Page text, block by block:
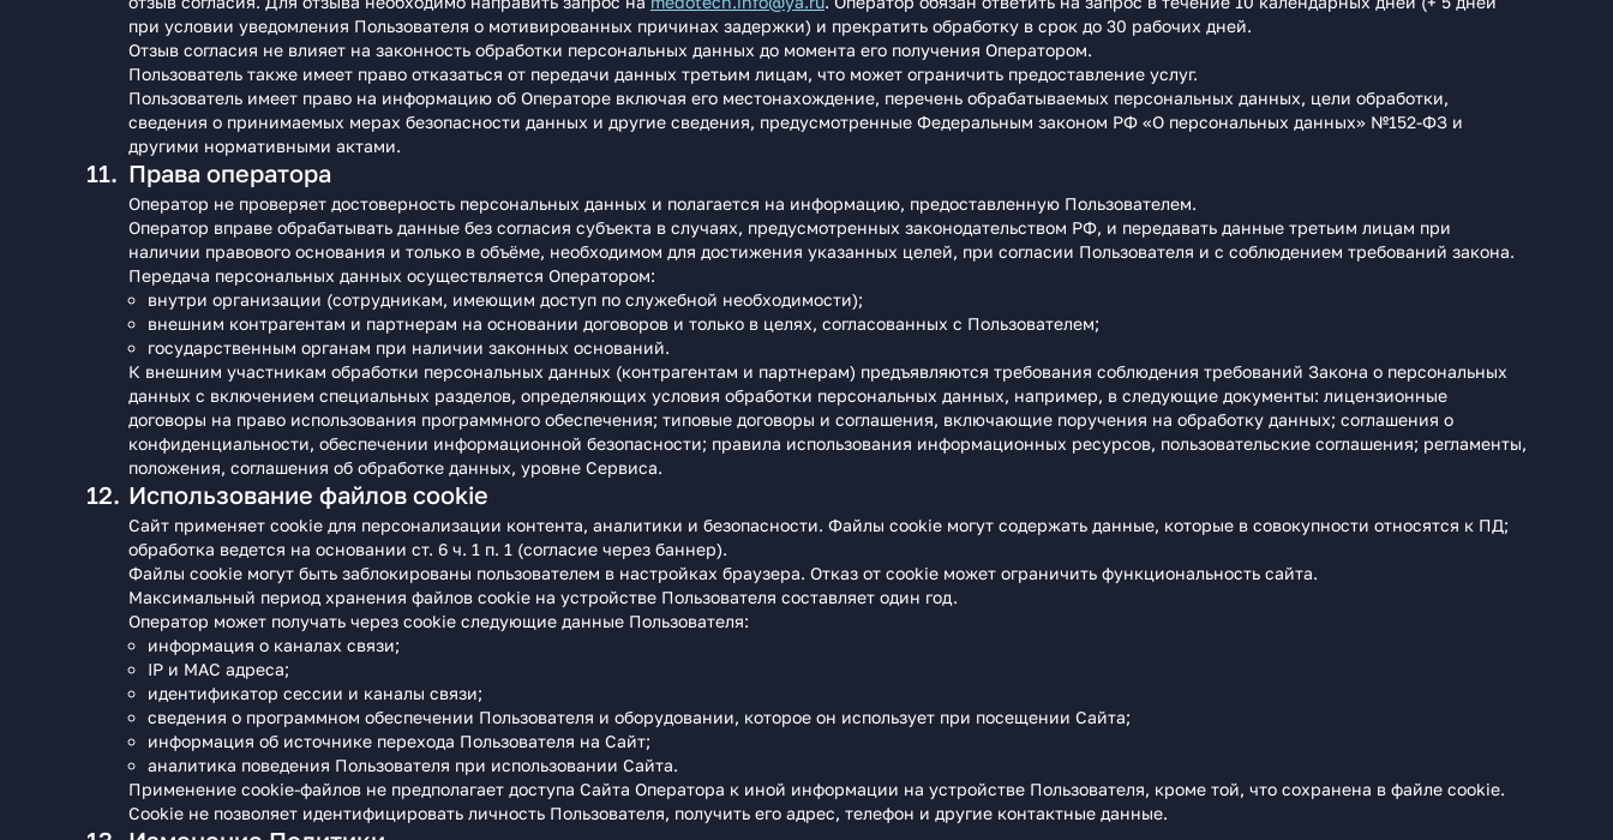
при условии уведомления Пользователя о мотивированных причинах задержки) и прекратить обработку в срок до 30 рабочих дней.
Отзыв согласия не влияет на законность обработки персональных данных до момента его получения Оператором.
Пользователь также имеет право отказаться от передачи данных третьим лицам, что может ограничить предоставление услуг.
Пользователь имеет право на информацию об Операторе включая его местонахождение, перечень обрабатываемых персональных данных, цели обработки,
сведения о принимаемых мерах безопасности данных и другие сведения, предусмотренные Федеральным законом РФ «О персональных данных» №152-ФЗ и
другими нормативными актами.
Права оператора
Оператор не проверяет достоверность персональных данных и полагается на информацию, предоставленную Пользователем.
Оператор вправе обрабатывать данные без согласия субъекта в случаях, предусмотренных законодательством РФ, и передавать данные третьим лицам при
наличии правового основания и только в объёме, необходимом для достижения указанных целей, при согласии Пользователя и с соблюдением требований закона.
Передача персональных данных осуществляется Оператором:
внутри организации (сотрудникам, имеющим доступ по служебной необходимости);
внешним контрагентам и партнерам на основании договоров и только в целях, согласованных с Пользователем;
государственным органам при наличии законных оснований.
К внешним участникам обработки персональных данных (контрагентам и партнерам) предъявляются требования соблюдения требований Закона о персональных
данных с включением специальных разделов, определяющих условия обработки персональных данных, например, в следующие документы: лицензионные
договоры на право использования программного обеспечения; типовые договоры и соглашения, включающие поручения на обработку данных; соглашения о
конфиденциальности, обеспечении информационной безопасности; правила использования информационных ресурсов, пользовательские соглашения; регламенты,
положения, соглашения об обработке данных, уровне Сервиса.
Использование файлов cookie
Сайт применяет cookie для персонализации контента, аналитики и безопасности. Файлы cookie могут содержать данные, которые в совокупности относятся к ПД;
обработка ведется на основании ст. 6 ч. 1 п. 1 (согласие через баннер).
Файлы cookie могут быть заблокированы пользователем в настройках браузера. Отказ от cookie может ограничить функциональность сайта.
Максимальный период хранения файлов cookie на устройстве Пользователя составляет один год.
Оператор может получать через cookie следующие данные Пользователя:
информация о каналах связи;
IP и MAC адреса;
идентификатор сессии и каналы связи;
сведения о программном обеспечении Пользователя и оборудовании, которое он использует при посещении Сайта;
информация об источнике перехода Пользователя на Сайт;
аналитика поведения Пользователя при использовании Сайта.
Применение cookie-файлов не предполагает доступа Сайта Оператора к иной информации на устройстве Пользователя, кроме той, что сохранена в файле cookie.
Cookie не позволяет идентифицировать личность Пользователя, получить его адрес, телефон и другие контактные данные.